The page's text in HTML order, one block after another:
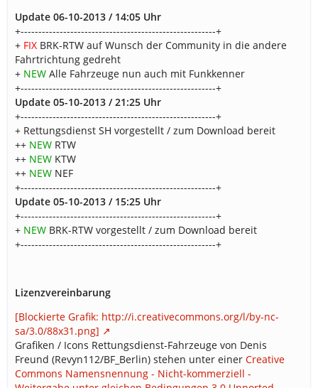
Update 06-10-2013 / 14:05 Uhr
+-------------------------------------------------------+
+ FIX BRK-RTW auf Wunsch der Community in die andere
Fahrtrichtung gedreht
+ NEW Alle Fahrzeuge nun auch mit Funkkenner
+-------------------------------------------------------+
Update 05-10-2013 / 21:25 Uhr
+-------------------------------------------------------+
+ Rettungsdienst SH vorgestellt / zum Download bereit
++ NEW RTW
++ NEW KTW
++ NEW NEF
+-------------------------------------------------------+
Update 05-10-2013 / 15:25 Uhr
+-------------------------------------------------------+
+ NEW BRK-RTW vorgestellt / zum Download bereit
+-------------------------------------------------------+
Lizenzvereinbarung
[Blockierte Grafik: http://i.creativecommons.org/l/by-nc-
sa/3.0/88x31.png]
Grafiken / Icons Rettungsdienst-Fahrzeuge von Denis
Freund (Revyn112/BF_Berlin) stehen unter einer Creative
Commons Namensnennung - Nicht-kommerziell -